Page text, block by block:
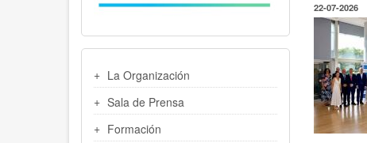
LATERAL
La Organización
Sala de Prensa
Formación
22-07-2026